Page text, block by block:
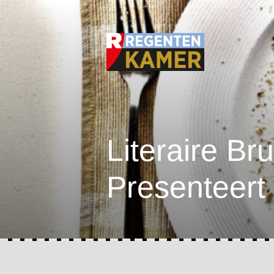
Literaire
Presenteert